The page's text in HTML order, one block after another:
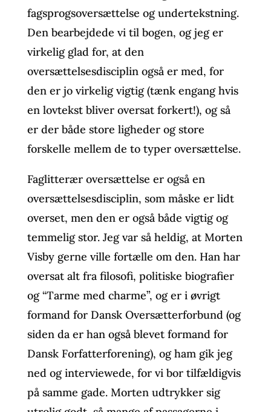
fagsprogsoversættelse og undertekstning.
Den bearbejdede vi til bogen, og jeg er
virkelig glad for, at den
oversættelsesdisciplin også er med, for
den er jo virkelig vigtig (tænk engang hvis
en lovtekst bliver oversat forkert!), og så
er der både store ligheder og store
forskelle mellem de to typer oversættelse.
Faglitterær oversættelse er også en
oversættelsesdisciplin, som måske er lidt
overset, men den er også både vigtig og
temmelig stor. Jeg var så heldig, at Morten
Visby gerne ville fortælle om den. Han har
oversat alt fra filosofi, politiske biografier
og “Tarme med charme”, og er i øvrigt
formand for Dansk Oversætterforbund (og
siden da er han også blevet formand for
Dansk Forfatterforening), og ham gik jeg
ned og interviewede, for vi bor tilfældigvis
på samme gade. Morten udtrykker sig